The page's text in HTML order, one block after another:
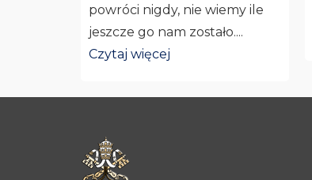
powróci nigdy, nie wiemy ile
jeszcze go nam zostało....
Czytaj więcej